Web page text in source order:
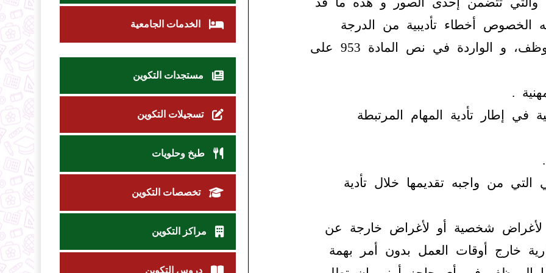
أخطاء تأديبية من الدرجة
الثالثة تلك الأعمال التي يقوم بها الموظف، و الواردة في نص المادة 953 على
.
في إطار تأدية المهام المرتبطة
التي من واجبه تقديمها خلال تأدية
لأغراض شخصية أو لأغراض خارجة عن
خارج أوقات العمل بدون أمر بهمة
الخدمات الجامعية
مستجدات التكوين
تسجيلات التكوين
طبخ وحلويات
تخصصات التكوين
مراكز التكوين
دروس التكوين